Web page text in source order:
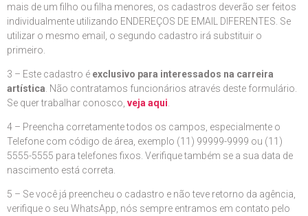
mais de um filho ou filha menores, os cadastros deverão ser feitos
individualmente utilizando ENDEREÇOS DE EMAIL DIFERENTES. Se
utilizar o mesmo email, o segundo cadastro irá substituir o
primeiro.
3 – Este cadastro é exclusivo para interessados na carreira
artística . Não contratamos funcionários através deste formulário.
Se quer trabalhar conosco, veja aqui
4 – Preencha corretamente todos os campos, especialmente o
Telefone com código de área, exemplo (11) 99999-9999 ou (11)
5555-5555 para telefones fixos. Verifique também se a sua data de
nascimento está correta.
5 – Se você já preencheu o cadastro e não teve retorno da agência,
verifique o seu WhatsApp, nós sempre entramos em contato pelo